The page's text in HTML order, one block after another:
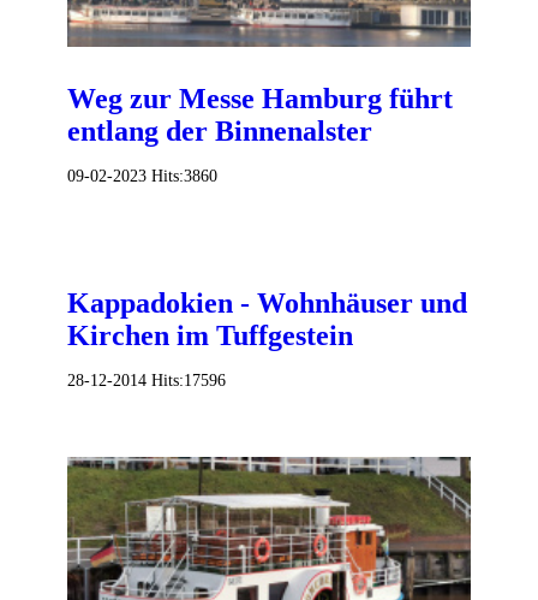
Weg zur Messe Hamburg führt
entlang der Binnenalster
09-02-2023 Hits:3860
Kappadokien - Wohnhäuser und
Kirchen im Tuffgestein
28-12-2014 Hits:17596